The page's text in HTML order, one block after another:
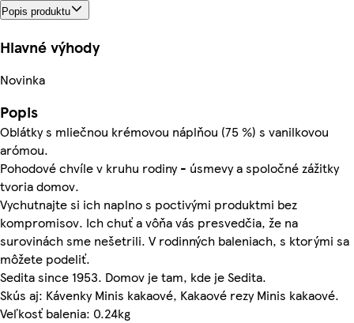
Popis produktu
Hlavné výhody
Novinka
Popis
Oblátky s mliečnou krémovou náplňou (75 %) s vanilkovou
arómou.
Pohodové chvíle v kruhu rodiny - úsmevy a spoločné zážitky
tvoria domov.
Vychutnajte si ich naplno s poctivými produktmi bez
kompromisov. Ich chuť a vôňa vás presvedčia, že na
surovinách sme nešetrili. V rodinných baleniach, s ktorými sa
môžete podeliť.
Sedita since 1953. Domov je tam, kde je Sedita.
Skús aj: Kávenky Minis kakaové, Kakaové rezy Minis kakaové.
Veľkosť balenia: 0.24kg